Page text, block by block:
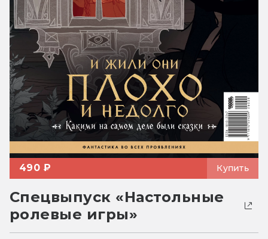
490 ₽ Купить
Спецвыпуск «Настольные
ролевые игры»